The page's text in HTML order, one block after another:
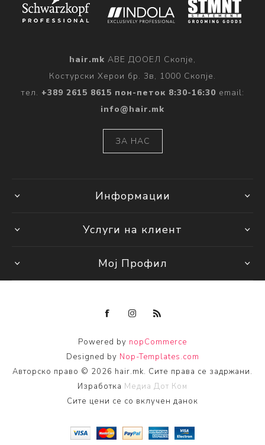
hair.mk АВЕ ДООЕЛ Скопје,
Костурски Херои бр. 3в, 1000 Скопје.
тел. +389 2615 8615 пон-петок 8:30-16:30 email:
info@hair.mk
ЗА НАС
Информации
Услуги на клиент
Мој Профил
Powered by nopCommerce
Designed by Nop-Templates.com
Авторско право © 2026 hair.mk. Сите права се задржани.
Изработка Медиа Дот Ком
Сите цени се со вклучен данок